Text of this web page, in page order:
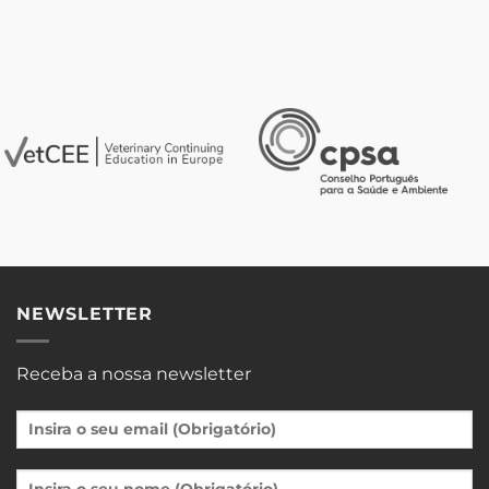
NEWSLETTER
Receba a nossa newsletter